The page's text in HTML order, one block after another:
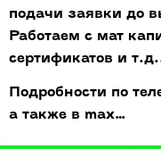
подачи заявки до
Работаем с мат
сертификатов и
Подробности по
а также в max…